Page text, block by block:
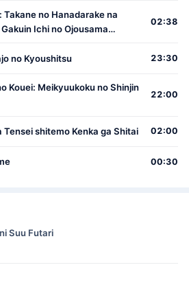
Takane no Hanadarake na
Ichi no Ojousama
ni Narimashita
02:38
no Kyoushitsu 23:30
Kouei: Meikyuukoku no Shinjin
22:00
Tensei shitemo Kenka ga Shitai 02:00
00:30
Suu Futari